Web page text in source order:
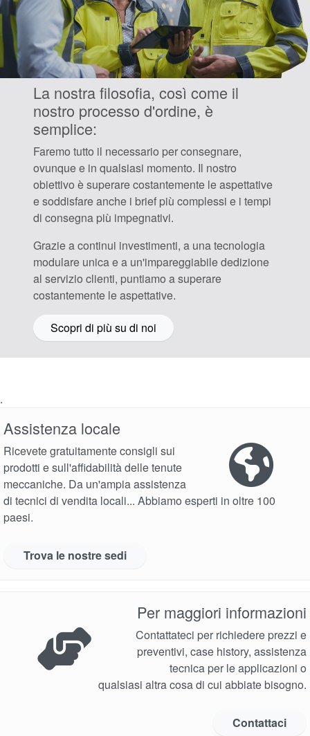
La nostra filosofia, così come il
nostro processo d'ordine, è
semplice:
Faremo tutto il necessario per consegnare,
ovunque e in qualsiasi momento. Il nostro
obiettivo è superare costantemente le aspettative
e soddisfare anche i brief più complessi e i tempi
di consegna più impegnativi.
Grazie a continui investimenti, a una tecnologia
modulare unica e a un'impareggiabile dedizione
al servizio clienti, puntiamo a superare
costantemente le aspettative.
Scopri di più su di noi
.
Assistenza locale
Ricevete gratuitamente consigli sui
prodotti e sull'affidabilità delle tenute
meccaniche. Da un'ampia assistenza
di tecnici di vendita locali... Abbiamo esperti in oltre 100
paesi.
Trova le nostre sedi
Per maggiori informazioni
Contattateci per richiedere prezzi e
preventivi, case history, assistenza
tecnica per le applicazioni o
qualsiasi altra cosa di cui abbiate bisogno.
Contattaci